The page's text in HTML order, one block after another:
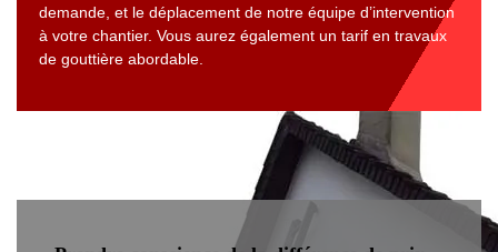
demande, et le déplacement de notre équipe d’intervention
à votre chantier. Vous aurez également un tarif en travaux
de gouttière abordable.